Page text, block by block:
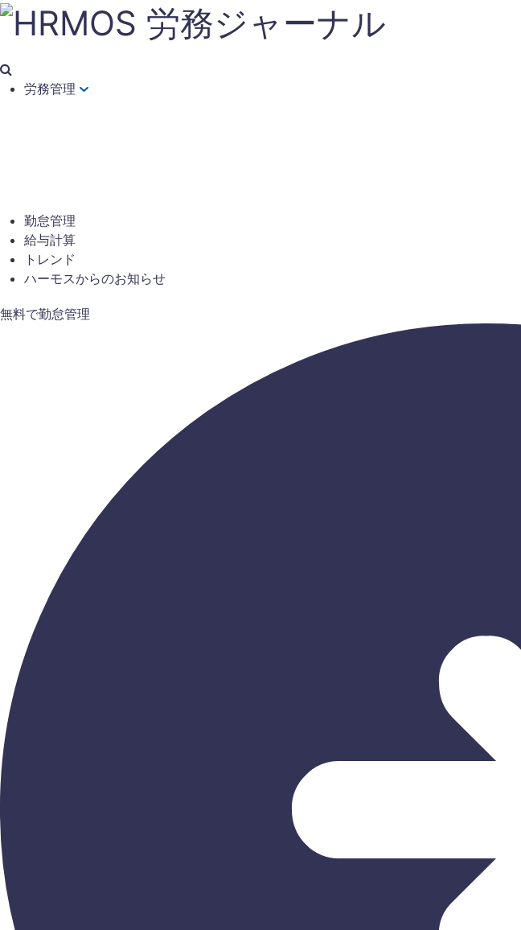
労務管理
勤怠管理
給与計算
トレンド
ハーモスからのお知らせ
無料で勤怠管理